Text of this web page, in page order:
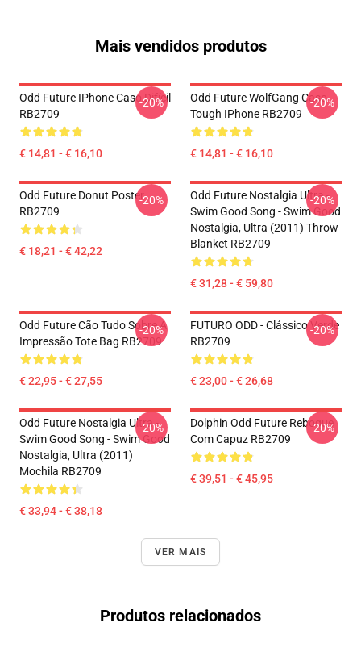
Mais vendidos produtos
Odd Future IPhone Caso Difícil
RB2709
€ 14,81 - € 16,10
-20%
Odd Future WolfGang Caso
Tough IPhone RB2709
€ 14,81 - € 16,10
-20%
Odd Future Donut Poster
RB2709
€ 18,21 - € 42,22
-20%
Odd Future Nostalgia Ultra -
Swim Good Song - Swim Good
Nostalgia, Ultra (2011) Throw
Blanket RB2709
€ 31,28 - € 59,80
-20%
Odd Future Cão Tudo Sobre A
Impressão Tote Bag RB2709
€ 22,95 - € 27,55
-20%
FUTURO ODD - Clássico Verde
RB2709
€ 23,00 - € 26,68
-20%
Odd Future Nostalgia Ultra -
Swim Good Song - Swim Good
Nostalgia, Ultra (2011)
Mochila RB2709
€ 33,94 - € 38,18
-20%
Dolphin Odd Future Reboque
Com Capuz RB2709
€ 39,51 - € 45,95
-20%
VER MAIS
Produtos relacionados